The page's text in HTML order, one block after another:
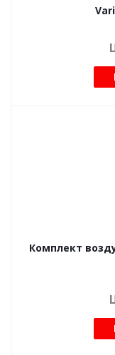
Комплект